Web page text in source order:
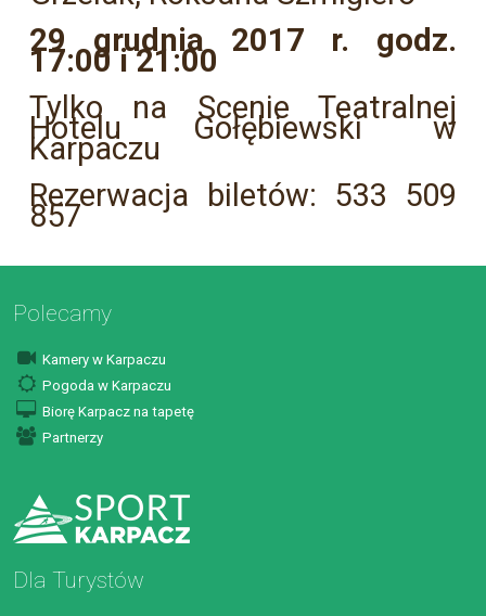
29 grudnia 2017 r. godz.
17:00 i 21:00
Tylko na Scenie Teatralnej
Hotelu Gołębiewski w
Karpaczu
Rezerwacja biletów: 533 509
857
Polecamy
Kamery w Karpaczu
Pogoda w Karpaczu
Biorę Karpacz na tapetę
Partnerzy
Dla Turystów